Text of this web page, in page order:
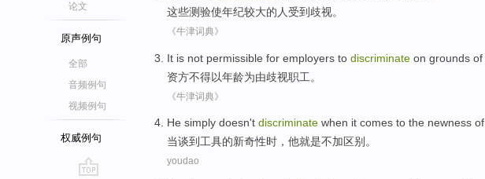
论文
原声例句
全部
音频例句
视频例句
权威例句
这些测验使年纪较大的 人受到歧视。
《牛津词典》
It is not permissible for employers to discriminate on grounds of
资方不得以年龄为由歧视职工。
《牛津词典》
He simply doesn't discriminate when it comes to the newness of
当谈到工具的新奇性时， 他就是不加区别 。
youdao